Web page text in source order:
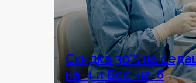
Скидка 30% на
на-4 и Все-на-6